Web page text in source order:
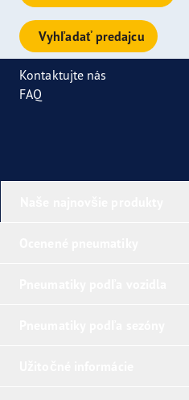
Vyhľadať predajcu
Kontaktujte nás
FAQ